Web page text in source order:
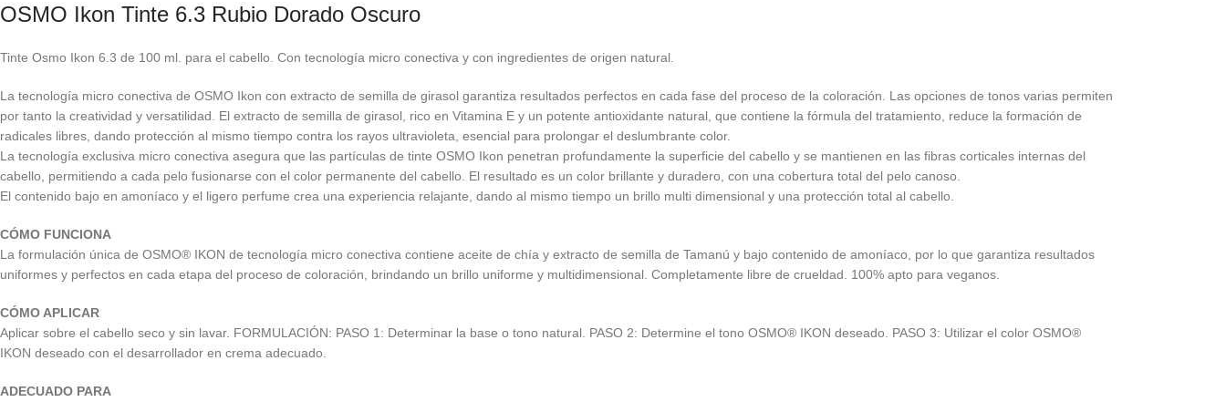
OSMO Ikon Tinte 6.3 Rubio Dorado Oscuro
Tinte Osmo Ikon 6.3 de 100 ml. para el cabello. Con tecnología micro conectiva y con ingredientes de origen natural.
La tecnología micro conectiva de OSMO Ikon con extracto de semilla de girasol garantiza resultados perfectos en cada fase del proceso de la coloración. Las opciones de tonos varias permiten
por tanto la creatividad y versatilidad. El extracto de semilla de girasol, rico en Vitamina E y un potente antioxidante natural, que contiene la fórmula del tratamiento, reduce la formación de
radicales libres, dando protección al mismo tiempo contra los rayos ultravioleta, esencial para prolongar el deslumbrante color.
La tecnología exclusiva micro conectiva asegura que las partículas de tinte OSMO Ikon penetran profundamente la superficie del cabello y se mantienen en las fibras corticales internas del
cabello, permitiendo a cada pelo fusionarse con el color permanente del cabello. El resultado es un color brillante y duradero, con una cobertura total del pelo canoso.
El contenido bajo en amoníaco y el ligero perfume crea una experiencia relajante, dando al mismo tiempo un brillo multi dimensional y una protección total al cabello.
CÓMO FUNCIONA
La formulación única de OSMO® IKON de tecnología micro conectiva contiene aceite de chía y extracto de semilla de Tamanú y bajo contenido de amoníaco, por lo que garantiza resultados
uniformes y perfectos en cada etapa del proceso de coloración, brindando un brillo uniforme y multidimensional. Completamente libre de crueldad. 100% apto para veganos.
CÓMO APLICAR
Aplicar sobre el cabello seco y sin lavar. FORMULACIÓN: PASO 1: Determinar la base o tono natural. PASO 2: Determine el tono OSMO® IKON deseado. PASO 3: Utilizar el color OSMO®
IKON deseado con el desarrollador en crema adecuado.
ADECUADO PARA